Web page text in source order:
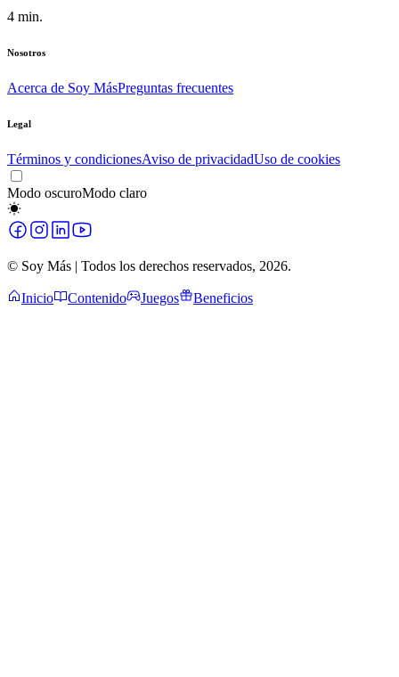
4 min.
Nosotros
Acerca de Soy MásPreguntas frecuentes
Legal
Términos y condicionesAviso de privacidadUso de cookies
Modo oscuroModo claro
© Soy Más | Todos los derechos reservados, 2026.
Inicio Contenido Juegos Beneficios